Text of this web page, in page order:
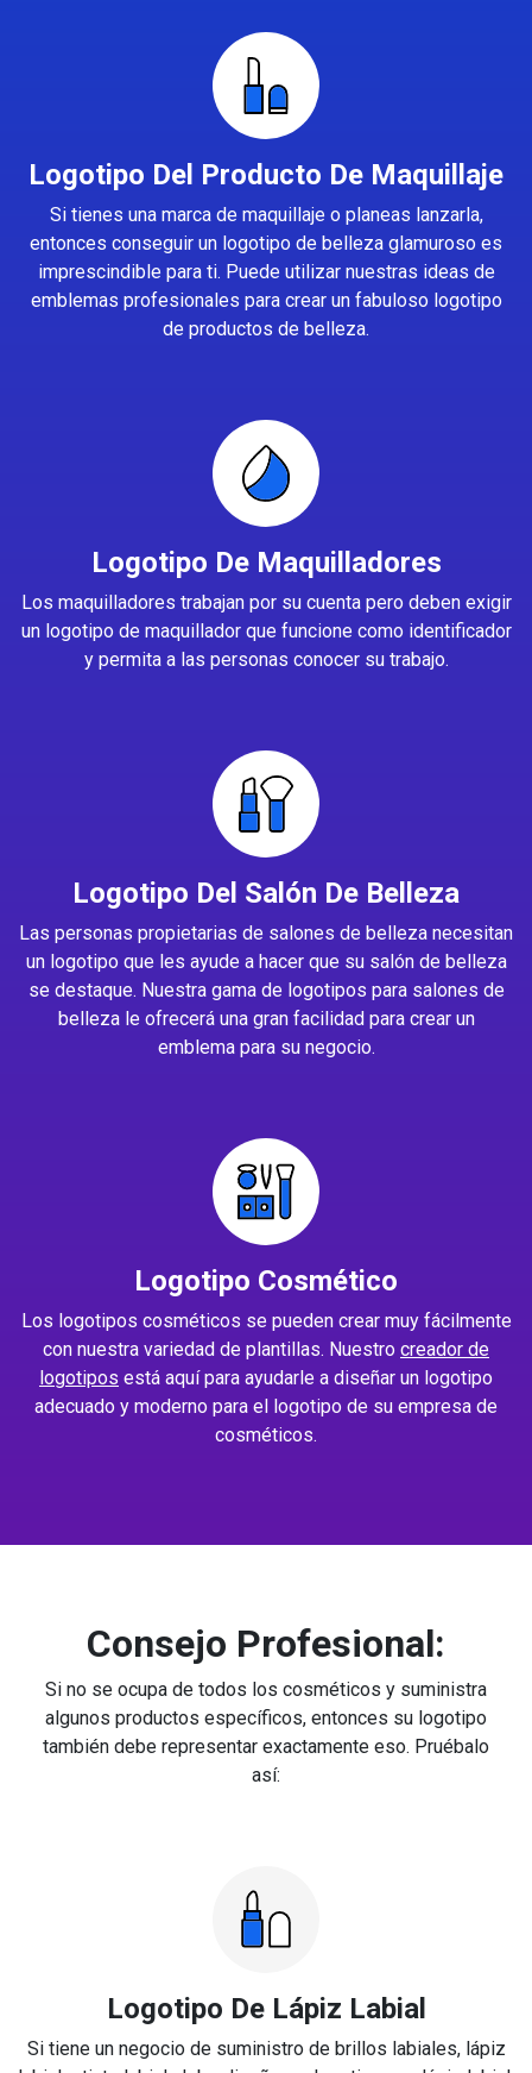
Logotipo Del Producto De Maquillaje
Si tienes una marca de maquillaje o planeas lanzarla,
entonces conseguir un logotipo de belleza glamuroso es
imprescindible para ti. Puede utilizar nuestras ideas de
emblemas profesionales para crear un fabuloso logotipo
de productos de belleza.
Logotipo De Maquilladores
Los maquilladores trabajan por su cuenta pero deben exigir
un logotipo de maquillador que funcione como identificador
y permita a las personas conocer su trabajo.
Logotipo Del Salón De Belleza
Las personas propietarias de salones de belleza necesitan
un logotipo que les ayude a hacer que su salón de belleza
se destaque. Nuestra gama de logotipos para salones de
belleza le ofrecerá una gran facilidad para crear un
emblema para su negocio.
Logotipo Cosmético
Los logotipos cosméticos se pueden crear muy fácilmente
con nuestra variedad de plantillas. Nuestro creador de
logotipos está aquí para ayudarle a diseñar un logotipo
adecuado y moderno para el logotipo de su empresa de
cosméticos.
Consejo Profesional:
Si no se ocupa de todos los cosméticos y suministra
algunos productos específicos, entonces su logotipo
también debe representar exactamente eso. Pruébalo
así:
Logotipo De Lápiz Labial
Si tiene un negocio de suministro de brillos labiales, lápiz